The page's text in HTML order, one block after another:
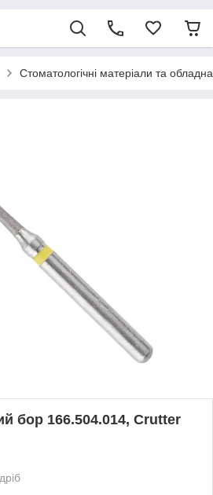
Стоматологічні матеріали та
бор 166.504.014, Crutter